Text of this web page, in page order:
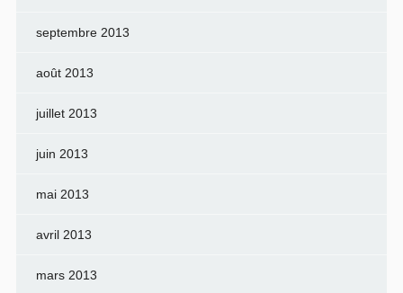
septembre 2013
août 2013
juillet 2013
juin 2013
mai 2013
avril 2013
mars 2013